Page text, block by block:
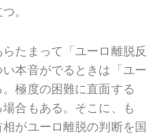
。
たまって「ユーロ離脱反
本音がでるときは「ユー
極度の困難に直面する
合もある。そこに、も
がユーロ離脱の判断を国